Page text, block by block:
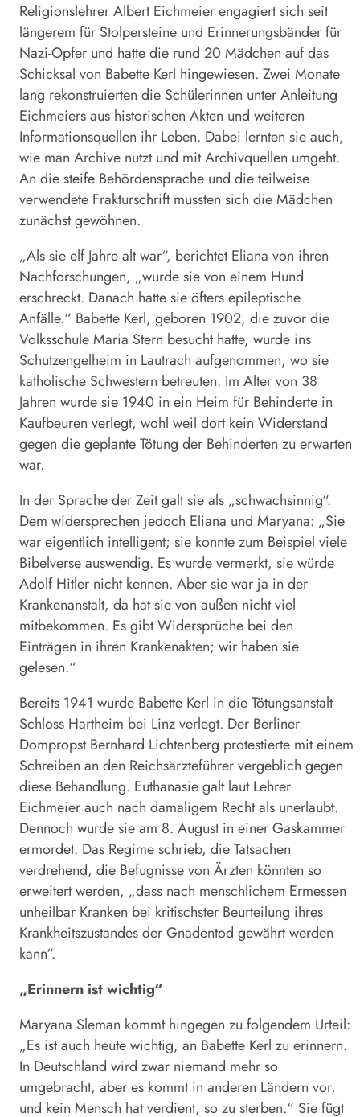
Religionslehrer Albert Eichmeier engagiert sich seit
längerem für Stolpersteine und Erinnerungsbänder für
Nazi-Opfer und hatte die rund 20 Mädchen auf das
Schicksal von Babette Kerl hingewiesen. Zwei Monate
lang rekonstruierten die Schülerinnen unter Anleitung
Eichmeiers aus historischen Akten und weiteren
Informationsquellen ihr Leben. Dabei lernten sie auch,
wie man Archive nutzt und mit Archivquellen umgeht.
An die steife Behördensprache und die teilweise
verwendete Frakturschrift mussten sich die Mädchen
zunächst gewöhnen.
„Als sie elf Jahre alt war“, berichtet Eliana von ihren
Nachforschungen, „wurde sie von einem Hund
erschreckt. Danach hatte sie öfters epileptische
Anfälle.“ Babette Kerl, geboren 1902, die zuvor die
Volksschule Maria Stern besucht hatte, wurde ins
Schutzengelheim in Lautrach aufgenommen, wo sie
katholische Schwestern betreuten. Im Alter von 38
Jahren wurde sie 1940 in ein Heim für Behinderte in
Kaufbeuren verlegt, wohl weil dort kein Widerstand
gegen die geplante Tötung der Behinderten zu erwarten
war.
In der Sprache der Zeit galt sie als „schwachsinnig“.
Dem widersprechen jedoch Eliana und Maryana: „Sie
war eigentlich intelligent; sie konnte zum Beispiel viele
Bibelverse auswendig. Es wurde vermerkt, sie würde
Adolf Hitler nicht kennen. Aber sie war ja in der
Krankenanstalt, da hat sie von außen nicht viel
mitbekommen. Es gibt Widersprüche bei den
Einträgen in ihren Krankenakten; wir haben sie
gelesen.“
Bereits 1941 wurde Babette Kerl in die Tötungsanstalt
Schloss Hartheim bei Linz verlegt. Der Berliner
Dompropst Bernhard Lichtenberg protestierte mit einem
Schreiben an den Reichsärzteführer vergeblich gegen
diese Behandlung. Euthanasie galt laut Lehrer
Eichmeier auch nach damaligem Recht als unerlaubt.
Dennoch wurde sie am 8. August in einer Gaskammer
ermordet. Das Regime schrieb, die Tatsachen
verdrehend, die Befugnisse von Ärzten könnten so
erweitert werden, „dass nach menschlichem Ermessen
unheilbar Kranken bei kritischster Beurteilung ihres
Krankheitszustandes der Gnadentod gewährt werden
kann“.
„Erinnern ist wichtig“
Maryana Sleman kommt hingegen zu folgendem Urteil:
„Es ist auch heute wichtig, an Babette Kerl zu erinnern.
In Deutschland wird zwar niemand mehr so
umgebracht, aber es kommt in anderen Ländern vor,
und kein Mensch hat verdient, so zu sterben.“ Sie fügt